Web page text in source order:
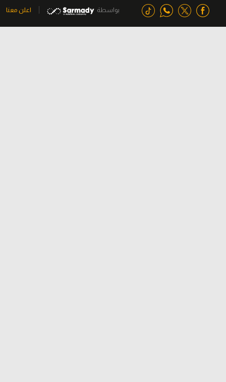
بواسطة اعلن معنا